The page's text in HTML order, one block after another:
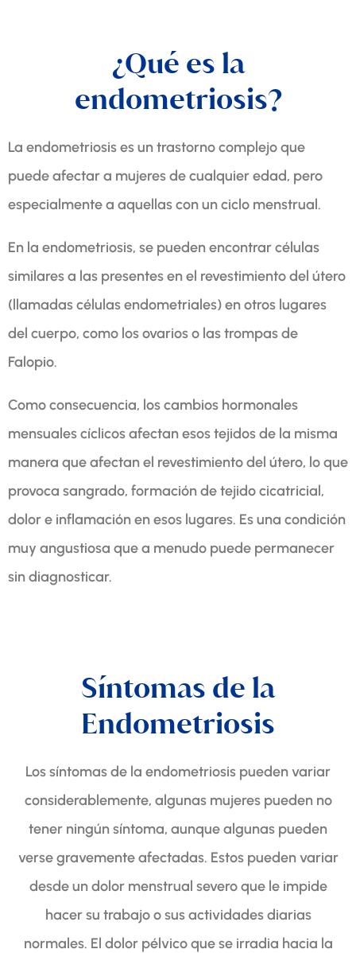
¿Qué es la
endometriosis?
La endometriosis es un trastorno complejo que
puede afectar a mujeres de cualquier edad, pero
especialmente a aquellas con un ciclo menstrual.
En la endometriosis, se pueden encontrar células
similares a las presentes en el revestimiento del útero
(llamadas células endometriales) en otros lugares
del cuerpo, como los ovarios o las trompas de
Falopio.
Como consecuencia, los cambios hormonales
mensuales cíclicos afectan esos tejidos de la misma
manera que afectan el revestimiento del útero, lo que
provoca sangrado, formación de tejido cicatricial,
dolor e inflamación en esos lugares. Es una condición
muy angustiosa que a menudo puede permanecer
sin diagnosticar.
Síntomas de la
Endometriosis
Los síntomas de la endometriosis pueden variar
considerablemente, algunas mujeres pueden no
tener ningún síntoma, aunque algunas pueden
verse gravemente afectadas. Estos pueden variar
desde un dolor menstrual severo que le impide
hacer su trabajo o sus actividades diarias
normales. El dolor pélvico que se irradia hacia la